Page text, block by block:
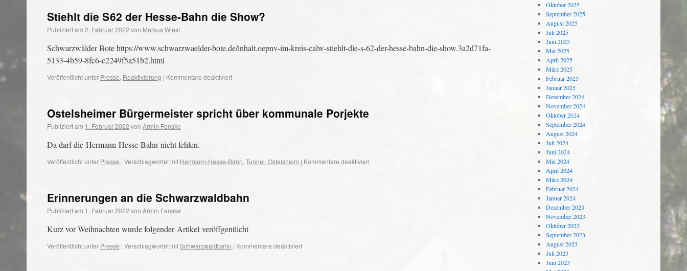
Stiehlt die S 62 der Hesse-Bahn die Show?
Publiziert am 2. Februar 2022 von Markus Wiest
Schwarzwälder Bote https://www.schwarzwaelder-bote.de/inhalt.oepnv-im-kreis-calw-stiehlt-die-s-62-der-hesse-bahn-die-show.3a2d71fa-
5133-4b59-8fc6-c2249f5a51b2.html
Veröffentlicht unter Presse, Reaktivierung | Kommentare deaktiviert
Ostelsheimer Bürgermeister spricht über kommunale Porjekte
Publiziert am 1. Februar 2022 von Armin Fenske
Da darf die Hermann-Hesse-Bahn nicht fehlen.
Veröffentlicht unter Presse | Verschlagwortet mit Hermann-Hesse-Bahn, Tunnel. Ostelsheim | Kommentare deaktiviert
Erinnerungen an die Schwarzwaldbahn
Publiziert am 1. Februar 2022 von Armin Fenske
Kurz vor Weihnachten wurde folgender Artikel veröffgentlicht
Veröffentlicht unter Presse | Verschlagwortet mitSchwarzwaldbahn | Kommentare deaktiviert
Oktober 2025
September 2025
August 2025
Juli 2025
Juni 2025
Mai 2025
April 2025
März 2025
Februar 2025
Januar 2025
Dezember 2024
November 2024
Oktober 2024
September 2024
August 2024
Juli 2024
Juni 2024
Mai 2024
April 2024
März 2024
Februar 2024
Januar 2024
Dezember 2023
November 2023
Oktober 2023
September 2023
August 2023
Juli 2023
Juni 2023